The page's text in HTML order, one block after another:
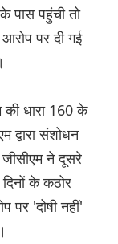
पास पहुंची तो
पर दी गई
की धारा 160 के
द्वारा संशोधन
ने दूसरे
के कठोर
पर 'दोषी नहीं'